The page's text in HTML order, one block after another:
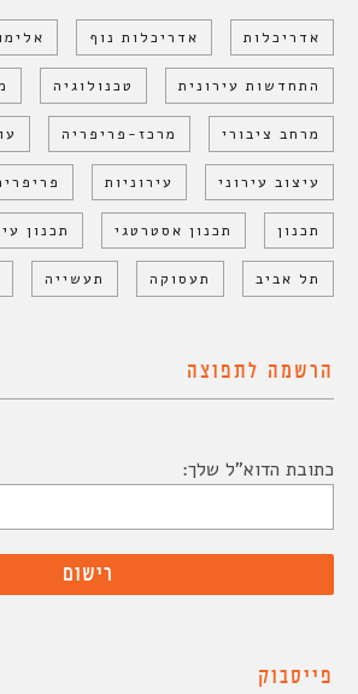
אדריכלות אדריכלות נוף
התחדשות עירונית טכנולוגיה
מרחב ציבורי מרכז-פריפריה
עיצוב עירוני עירוניות
תכנון תכנון אסטרטגי תכנון
תל אביב תעסוקה תעשייה
הרשמה לתפוצה
כתובת הדוא"ל שלך:
פייסבוק